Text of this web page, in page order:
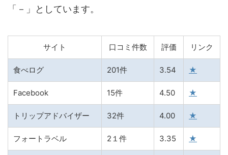
「－」としています。
サイト 口コミ件数 評価 リンク
食べログ 201件 3.54 ★
Facebook 15件 4.50 ★
トリップアドバイザー 32件 4.00 ★
フォートラベル 2１件 3.35 ★